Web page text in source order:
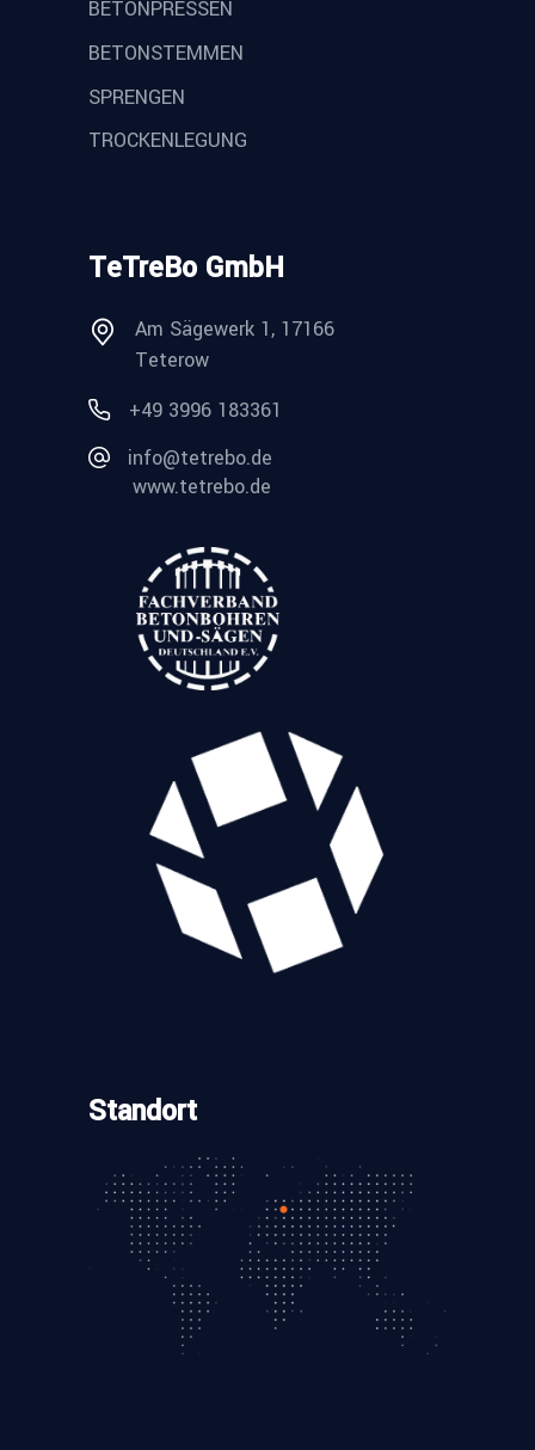
BETONPRESSEN
BETONSTEMMEN
SPRENGEN
TROCKENLEGUNG
TeTreBo GmbH
Am Sägewerk 1, 17166
Teterow
+49 3996 183361
info@tetrebo.de
www.tetrebo.de
Standort